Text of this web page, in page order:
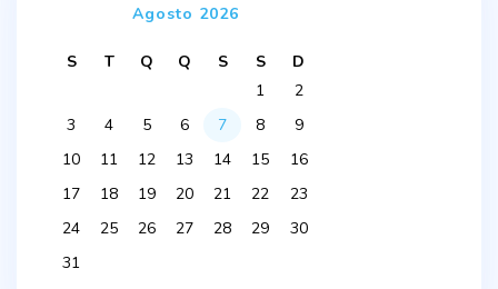
Agosto 2026
S T Q Q S S
D
1
2
3
4 5 6 7 8
9
10
11 12 13 14 15
16
17
18 19 20 21 22
23
24
25 26 27 28 29
30
31